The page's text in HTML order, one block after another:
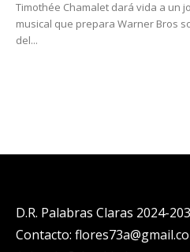
Timothée Chamalet dará vida a un
musical que prepara Warner Bros
del...
D.R. Palabras Claras 2024-
Contacto: